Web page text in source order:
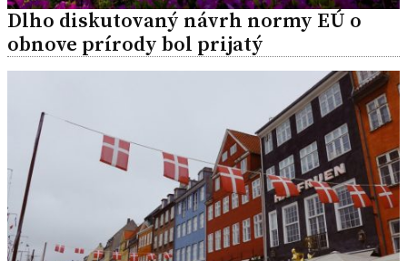
Dlho diskutovaný návrh normy EÚ o
obnove prírody bol prijatý